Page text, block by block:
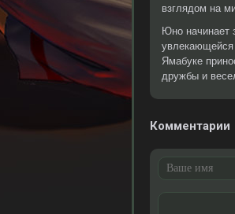
взглядом на
Юно начинает
увлекающейся
Ямабуке
дружбы и
Комментарии